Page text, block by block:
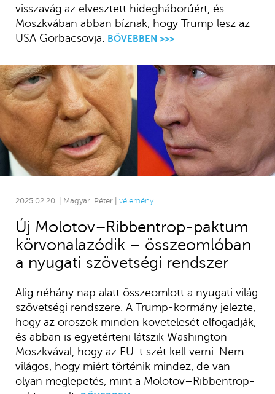
visszavág az elvesztett hidegháborúért, és
Moszkvában abban bíznak, hogy Trump lesz az
USA Gorbacsovja.
BŐVEBBEN >>>
2025.02.20. | Magyari Péter | vélemény
Új Molotov–Ribbentrop-paktum
körvonalazódik – összeomlóban
a nyugati szövetségi rendszer
Alig néhány nap alatt összeomlott a nyugati világ
szövetségi rendszere. A Trump-kormány jelezte,
hogy az oroszok minden követelesét elfogadják,
és abban is egyetérteni látszik Washington
Moszkvával, hogy az EU-t szét kell verni. Nem
világos, hogy miért történik mindez, de van
olyan meglepetés, mint a Molotov–Ribbentrop-